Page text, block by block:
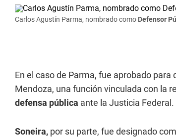
Carlos Agustín Parma, nombrado como Defensor
En el caso de Parma, fue aprobado
Mendoza, una función vinculada con la
defensa pública ante la Justicia Federal.
Soneira, por su parte, fue designado